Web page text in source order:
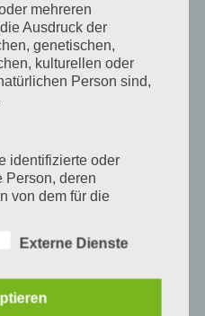
Ausbildung
mehreren
Ausdruck der
genetischen,
kulturellen oder
Person sind,
identifizierte oder
Person, deren
von dem für die
ohne Hilfe
Vorgang
im
Externe Dienste